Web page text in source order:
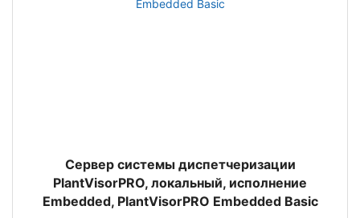
Сервер системы диспетчеризации
PlantVisorPRO, локальный, исполнение
Embedded, PlantVisorPRO Embedded Basic